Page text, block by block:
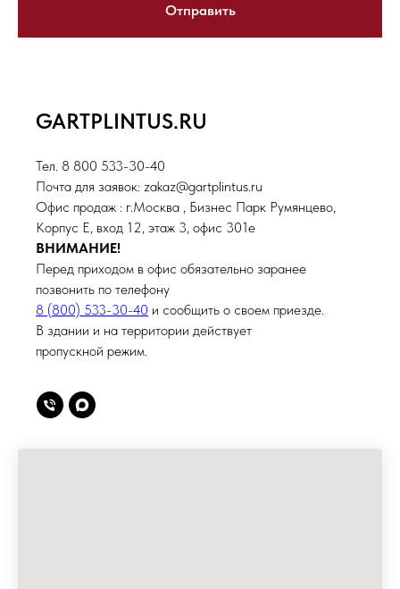
Отправить
GARTPLINTUS.RU
Тел. 8 800 533-30-40
Почта для заявок: zakaz@gartplintus.ru
Офис продаж : г.Москва , Бизнес Парк Румянцево,
Корпус Е, вход 12, этаж 3, офис 301е
ВНИМАНИЕ!
Перед приходом в офис обязательно заранее
позвонить по телефону
8 (800) 533-30-40 и сообщить о своем приезде.
В здании и на территории действует
пропускной режим.